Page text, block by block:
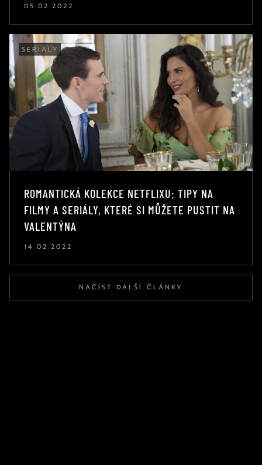
05.02.2022
SERIÁLY
ROMANTICKÁ KOLEKCE NETFLIXU: TIPY NA
FILMY A SERIÁLY, KTERÉ SI MŮŽETE PUSTIT NA
VALENTÝNA
14.02.2022
NAČÍST DALŠÍ ČLÁNKY